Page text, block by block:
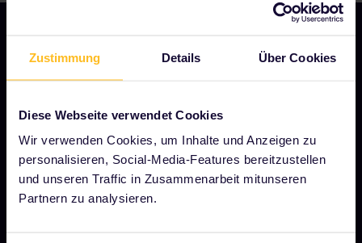
Zustimmung Details Über Cookies
Diese Webseite verwendet Cookies
Wir verwenden Cookies, um Inhalte und Anzeigen zu
personalisieren, Social-Media-Features bereitzustellen
und unseren Traffic in Zusammenarbeit mitunseren
Partnern zu analysieren.
UNSER UNTERNEHMEN
Über uns
Stellenangebote
Pressebereich
Unser Partner werden